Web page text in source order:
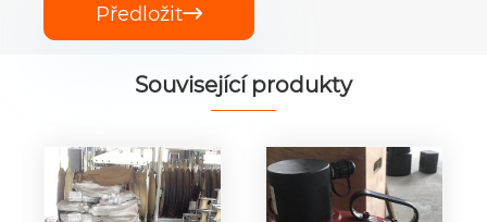
Předložit
Související produkty